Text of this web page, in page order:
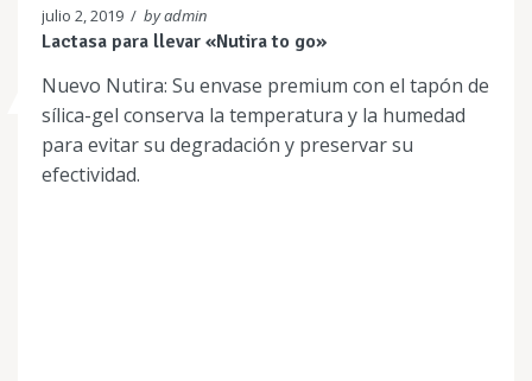
julio 2, 2019 / by admin
Lactasa para llevar «Nutira to go»
Nuevo Nutira: Su envase premium con el tapón de
sílica-gel conserva la temperatura y la humedad
para evitar su degradación y preservar su
efectividad.